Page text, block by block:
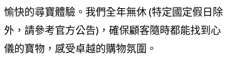
愉快的尋寶體驗。我們全年無休 (特定國定假日除
外，請參考官方公告)，確保顧客隨時都能找到心
儀的寶物，感受卓越的購物氛圍。